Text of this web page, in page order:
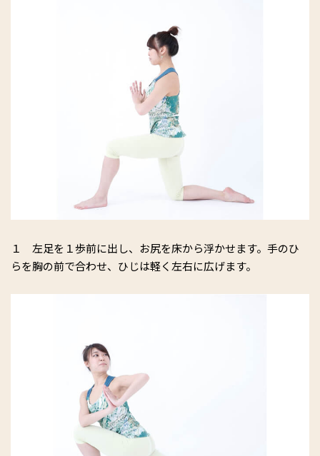
１ 左足を１歩前に出し、お尻を床から浮かせます。手のひ
らを胸の前で合わせ、ひじは軽く左右に広げます。